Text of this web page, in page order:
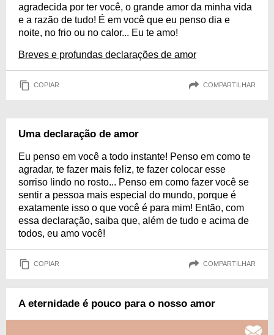
agradecida por ter você, o grande amor da minha vida
e a razão de tudo! É em você que eu penso dia e
noite, no frio ou no calor... Eu te amo!
Breves e profundas declarações de amor
COPIAR COMPARTILHAR
Uma declaração de amor
Eu penso em você a todo instante! Penso em como te
agradar, te fazer mais feliz, te fazer colocar esse
sorriso lindo no rosto... Penso em como fazer você se
sentir a pessoa mais especial do mundo, porque é
exatamente isso o que você é para mim! Então, com
essa declaração, saiba que, além de tudo e acima de
todos, eu amo você!
COPIAR COMPARTILHAR
A eternidade é pouco para o nosso amor